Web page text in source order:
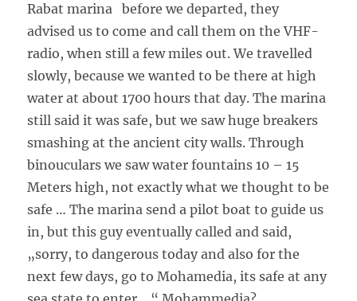
Rabat marina before we departed, they
advised us to come and call them on the VHF-
radio, when still a few miles out. We travelled
slowly, because we wanted to be there at high
water at about 1700 hours that day. The marina
still said it was safe, but we saw huge breakers
smashing at the ancient city walls. Through
binouculars we saw water fountains 10 – 15
Meters high, not exactly what we thought to be
safe … The marina send a pilot boat to guide us
in, but this guy eventually called and said,
„sorry, to dangerous today and also for the
next few days, go to Mohamedia, its safe at any